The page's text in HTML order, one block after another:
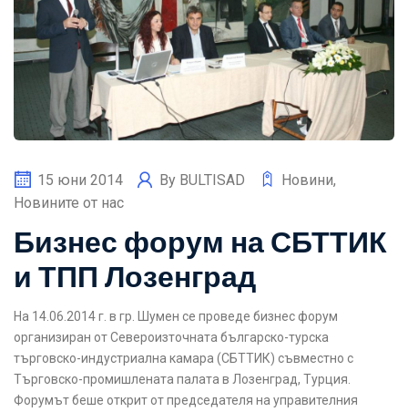
15 юни 2014 By BULTISAD Новини,
Новините от нас
Бизнес форум на СБТТИК
и ТПП Лозенград
На 14.06.2014 г. в гр. Шумен се проведе бизнес форум
организиран от Североизточната българско-турска
търговско-индустриална камара (СБТТИК) съвместно с
Търговско-промишлената палата в Лозенград, Турция.
Форумът беше открит от председателя на управителния